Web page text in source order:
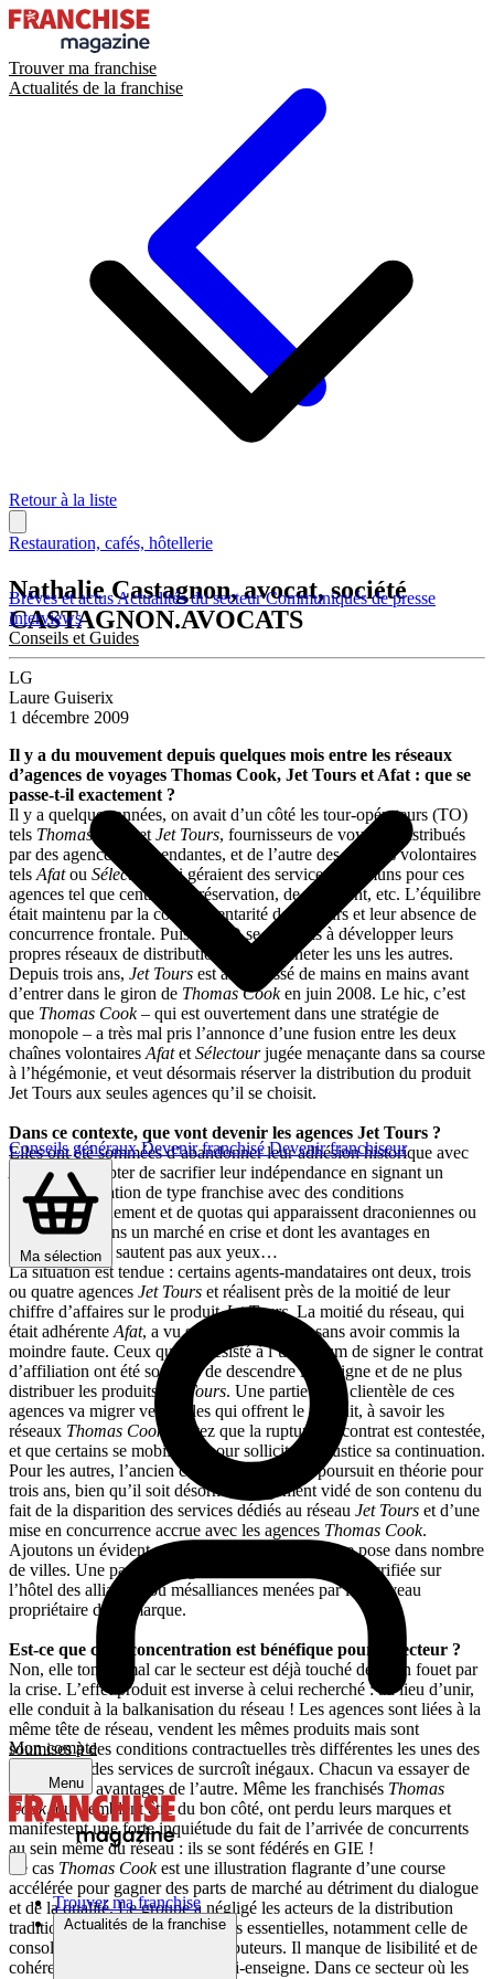
Trouver ma franchise
Actualités de la franchise
Brèves et actusActualités du secteurCommuniqués de presse
Interviews
Conseils et Guides
Conseils générauxDevenir franchiséDevenir franchiseur
Ma sélection
Mon compte
Menu
Trouver ma franchise
Actualités de la franchise
Retour à la liste
Restauration, cafés, hôtellerie
Nathalie Castagnon, avocat, société
CASTAGNON.AVOCATS
LG
Laure Guiserix
1 décembre 2009
Il y a du mouvement depuis quelques mois entre les réseaux
d’agences de voyages Thomas Cook, Jet Tours et Afat : que se
passe-t-il exactement ?
Il y a quelques années, on avait d’un côté les tour-opérateurs (TO)
tels Thomas Cooket Jet Tours, fournisseurs de voyages distribués
par des agences indépendantes, et de l’autre des chaînes volontaires
tels Afatou Sélectour
qui géraient des services communs pour ces
agences tel que centrale de réservation, de paiement, etc. L’équilibre
était maintenu par la complémentarité des acteurs et leur absence de
concurrence frontale. Puis les TO se sont mis à développer leurs
propres réseaux de distribution et à se racheter les uns les autres.
Depuis trois ans, Jet Tours est ainsi passé de mains en mains avant
d’entrer dans le giron de Thomas Cooken juin 2008. Le hic, c’est
que Thomas Cook– qui est ouvertement dans une stratégie de
monopole – a très mal pris l’annonce d’une fusion entre les deux
chaînes volontaires Afatet Sélectourjugée menaçante dans sa course
à l’hégémonie, et veut désormais réserver la distribution du produit
Jet Tours aux seules agences qu’il se choisit.
Dans ce contexte, que vont devenir les agences Jet Tours ?
Elles ont été sommées d’abandonner leur adhésion historique avec
, et d’accepter de sacrifier leur indépendance en signant un
contrat d’affiliation de type franchise avec des conditions
d’approvisionnement et de quotas qui apparaissent draconiennes ou
irréalisables dans un marché en crise et dont les avantages en
contrepartie ne sautent pas aux yeux…
La situation est tendue : certains agents-mandataires ont deux, trois
ou quatre agences Jet Tours et réalisent près de la moitié de leur
chiffre d’affaires sur le produitJet Tours. La moitié du réseau, qui
était adhérente Afat, a vu son contrat rompu sans avoir commis la
moindre faute. Ceux qui ont résisté à l’ultimatum de signer le contrat
d’affiliation ont été sommés de descendre l’enseigne et de ne plus
distribuer les produits
Jet Tours. Une partie de la clientèle de ces
agences va migrer vers celles qui offrent le produit, à savoir les
réseaux Thomas Cook
. Notez que la rupture du contrat est contestée,
et que certains se mobilisent pour solliciter en justice sa continuation.
Pour les autres, l’ancien contrat
se poursuit en théorie pour
trois ans, bien qu’il soit désormais largement vidé de son contenu du
fait de la disparition des services dédiés au réseau Jet Tours et d’une
mise en concurrence accrue avec les agences Thomas Cook.
Ajoutons un évident problème de doublons qui se pose dans nombre
de villes. Une partie des agences
va être sacrifiée sur
l’hôtel des alliances ou mésalliances menées par le nouveau
propriétaire de la marque.
Est-ce que cette concentration est bénéfique pour le secteur ?
Non, elle tombe mal car le secteur est déjà touché de plein fouet par
la crise. L’effet produit est inverse à celui recherché : au lieu d’unir,
elle conduit à la balkanisation du réseau ! Les agences sont liées à la
même tête de réseau, vendent les mêmes produits mais sont
soumises à des conditions contractuelles très différentes les unes des
autres pour des services de surcroît inégaux. Chacun va essayer de
négocier les avantages de l’autre. Même les franchisés Thomas
Cook, qui semblent être du bon côté, ont perdu leurs marques et
manifestent une forte inquiétude du fait de l’arrivée de concurrents
au sein même du réseau : ils se sont fédérés en GIE !
Le cas Thomas Cookest une illustration flagrante d’une course
accélérée pour gagner des parts de marché au détriment du dialogue
et de la qualité. Le groupe a négligé les acteurs de la distribution
traditionnelle et a sauté des étapes essentielles, notamment celle de
consolider les services aux distributeurs. Il manque de lisibilité et de
cohérence dans sa politique multi-enseigne. Dans ce secteur où les